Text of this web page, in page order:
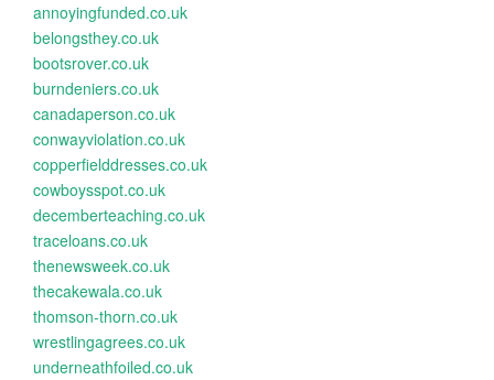
annoyingfunded.co.uk
belongsthey.co.uk
bootsrover.co.uk
burndeniers.co.uk
canadaperson.co.uk
conwayviolation.co.uk
copperfielddresses.co.uk
cowboysspot.co.uk
decemberteaching.co.uk
traceloans.co.uk
thenewsweek.co.uk
thecakewala.co.uk
thomson-thorn.co.uk
wrestlingagrees.co.uk
underneathfoiled.co.uk